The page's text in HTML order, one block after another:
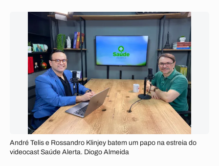
André Telis e Rossandro Klinjey batem um papo na estreia do
videocast Saúde Alerta. Diogo Almeida